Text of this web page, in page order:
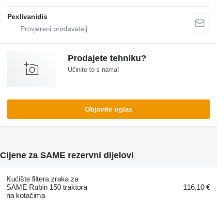
Pexlivanidis
Prodajete tehniku?
Učinite to s nama!
Objavite oglas
Cijene za SAME rezervni dijelovi
Kućište filtera zraka za
SAME Rubin 150 traktora
na kotačima
116,10 €